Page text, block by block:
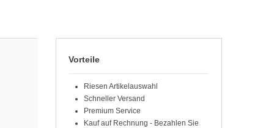
Vorteile
Riesen Artikelauswahl
Schneller Versand
Premium Service
Kauf auf Rechnung - Bezahlen Sie